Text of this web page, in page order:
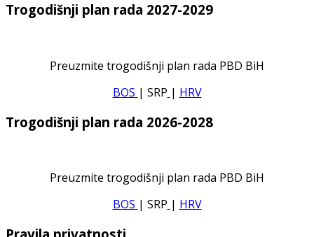
Trogodišnji plan rada 2027-2029
Preuzmite trogodišnji plan rada PBD BiH
BOS | SRP | HRV
Trogodišnji plan rada 2026-2028
Preuzmite trogodišnji plan rada PBD BiH
BOS | SRP | HRV